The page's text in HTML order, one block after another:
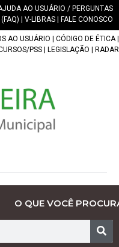
AO USUÁRIO / PERGUNTAS
V-LIBRAS FALE CONOSCO
AO USUÁRIO CÓDIGO DE ÉTICA|
PSS LEGISLAÇÃO RADAR
O QUE VOCÊ